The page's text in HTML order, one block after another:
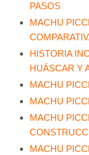
PASOS
MACHU
HISTORIA
HUÁSCAR Y
MACHU
MACHU
MACHU
MACHU